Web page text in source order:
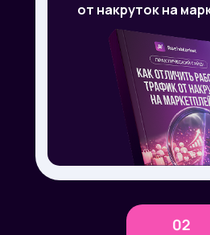
от накруток на